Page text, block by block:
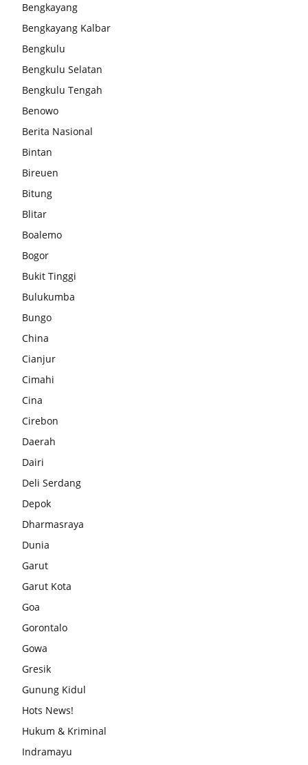
Bengkayang
Bengkayang Kalbar
Bengkulu
Bengkulu Selatan
Bengkulu Tengah
Benowo
Berita Nasional
Bintan
Bireuen
Bitung
Blitar
Boalemo
Bogor
Bukit Tinggi
Bulukumba
Bungo
China
Cianjur
Cimahi
Cina
Cirebon
Daerah
Dairi
Deli Serdang
Depok
Dharmasraya
Dunia
Garut
Garut Kota
Goa
Gorontalo
Gowa
Gresik
Gunung Kidul
Hots News!
Hukum & Kriminal
Indramayu